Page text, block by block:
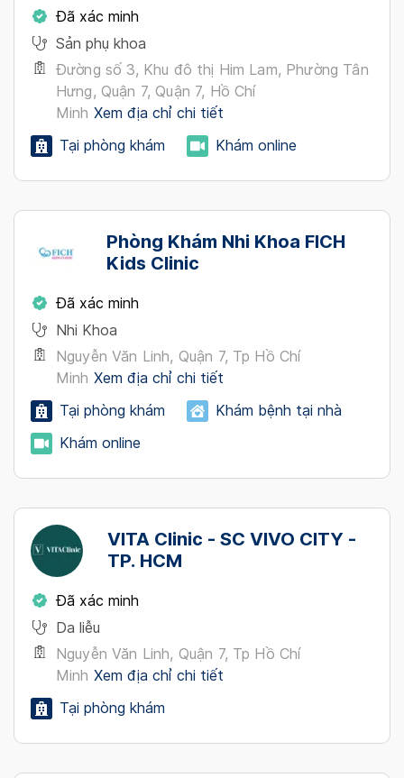
Đã xác minh
Sản phụ khoa
Đường số 3, Khu đô thị Him Lam, Phường Tân
Hưng, Quận 7, Quận 7, Hồ Chí
Minh Xem địa chỉ chi tiết
Tại phòng khám
Khám online
Phòng Khám Nhi Khoa FICH
Kids Clinic
Đã xác minh
Nhi Khoa
Nguyễn Văn Linh, Quận 7, Tp Hồ Chí
Minh Xem địa chỉ chi tiết
Tại phòng khám
Khám bệnh tại nhà
Khám online
VITA Clinic - SC VIVO CITY -
TP. HCM
Đã xác minh
Da liễu
Nguyễn Văn Linh, Quận 7, Tp Hồ Chí
Minh Xem địa chỉ chi tiết
Tại phòng khám